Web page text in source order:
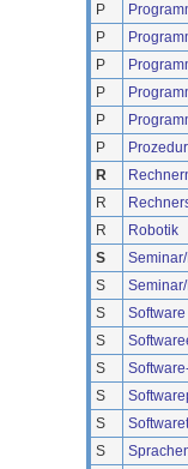
P
P
P
P
P
P
R
R
R
Robotik
S
S
S
S
S
S
S
S